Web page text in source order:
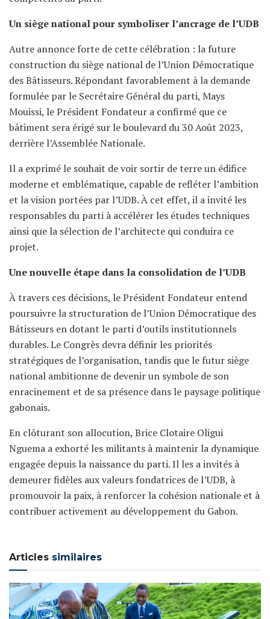
Un siège national pour symboliser l’ancrage de l’UDB
Autre annonce forte de cette célébration : la future
construction du siège national de l’Union Démocratique
des Bâtisseurs. Répondant favorablement à la demande
formulée par le Secrétaire Général du parti, Mays
Mouissi, le Président Fondateur a confirmé que ce
bâtiment sera érigé sur le boulevard du 30 Août 2023,
derrière l’Assemblée Nationale.
Il a exprimé le souhait de voir sortir de terre un édifice
moderne et emblématique, capable de refléter l’ambition
et la vision portées par l’UDB. À cet effet, il a invité les
responsables du parti à accélérer les études techniques
ainsi que la sélection de l’architecte qui conduira ce
projet.
Une nouvelle étape dans la consolidation de l’UDB
À travers ces décisions, le Président Fondateur entend
poursuivre la structuration de l’Union Démocratique des
Bâtisseurs en dotant le parti d’outils institutionnels
durables. Le Congrès devra définir les priorités
stratégiques de l’organisation, tandis que le futur siège
national ambitionne de devenir un symbole de son
enracinement et de sa présence dans le paysage politique
gabonais.
En clôturant son allocution, Brice Clotaire Oligui
Nguema a exhorté les militants à maintenir la dynamique
engagée depuis la naissance du parti. Il les a invités à
demeurer fidèles aux valeurs fondatrices de l’UDB, à
promouvoir la paix, à renforcer la cohésion nationale et à
contribuer activement au développement du Gabon.
Articles similaires